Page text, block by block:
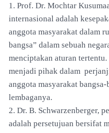
1. Prof. Dr. Mochtar
internasional adalah
anggota masyarakat dalam
bangsa” dalam sebuah
menciptakan aturan
menjadi pihak dalam
anggota masyarakat
lembaganya.
2. Dr. B. Schwarzenberger,
adalah persetujuan bersifat